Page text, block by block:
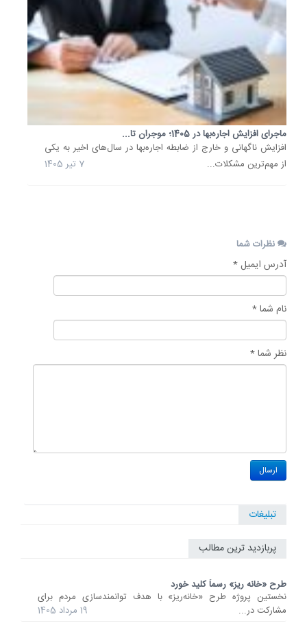
ماجرای افزایش اجاره‌بها در 1405؛ موجران تا...
افزایش ناگهانی و خارج از ضابطه اجاره‌بها در سال‌های اخیر به یکی
از مهم‌ترین مشکلات...
7 تیر 1405
نظرات شما
آدرس ایمیل *
نام شما *
نظر شما *
تبلیغات
پربازدید ترین مطالب
طرح «خانه ریز» رسماً کلید خورد
نخستین پروژه طرح «خانه‌ریز» با هدف توانمندسازی مردم برای
مشارکت در...
19 مرداد 1405